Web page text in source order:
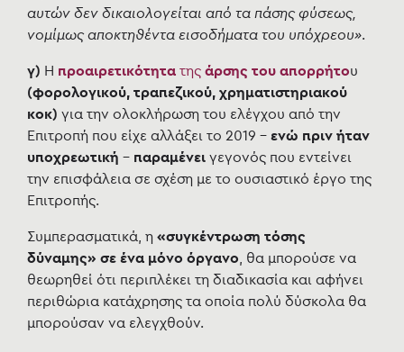
αυτών δεν δικαιολογείται από τα πάσης φύσεως,
νομίμως αποκτηθέντα εισοδήματα του υπόχρεου».
γ) Η προαιρετικότητα της άρσης του απορρήτου
(φορολογικού, τραπεζικού, χρηματιστηριακού
κοκ) για την ολοκλήρωση του ελέγχου από την
Επιτροπή που είχε αλλάξει το 2019 - ενώ πριν ήταν
υποχρεωτική - παραμένει γεγονός που εντείνει
την επισφάλεια σε σχέση με το ουσιαστικό έργο της
Επιτροπής.
Συμπερασματικά, η «συγκέντρωση τόσης
δύναμης» σε ένα μόνο όργανο , θα μπορούσε να
θεωρηθεί ότι περιπλέκει τη διαδικασία και αφήνει
περιθώρια κατάχρησης τα οποία πολύ δύσκολα θα
μπορούσαν να ελεγχθούν.